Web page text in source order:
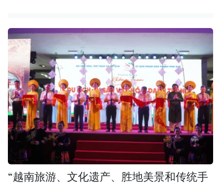
“越南旅游、文化遗产、胜地美景和传统手